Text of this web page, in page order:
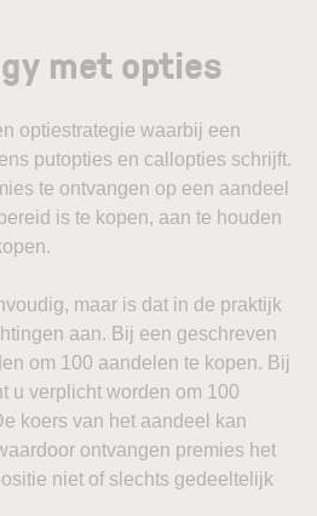
met opties
optiestrategie waarbij een
putopties en callopties schrijft.
te ontvangen op een aandeel
is te kopen, aan te houden
maar is dat in de praktijk
aan. Bij een geschreven
om 100 aandelen te kopen. Bij
u verplicht worden om 100
koers van het aandeel kan
ontvangen premies het
niet of slechts gedeeltelijk